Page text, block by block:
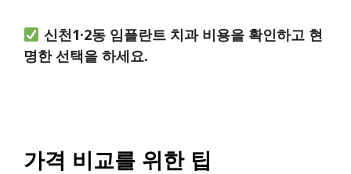
신천1·2동 임플란트 치과 비용을 확인하고 현
명한 선택을 하세요.
가격 비교를 위한 팁